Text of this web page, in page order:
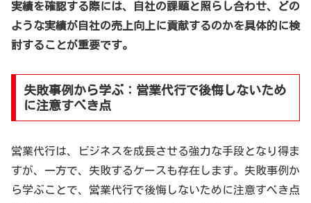
実績を確認する際には、自社の課題と照らし合わせ、どの
ような実績が自社の売上向上に貢献するのかを具体的に検
討することが重要です。
失敗事例から学ぶ：営業代行で後悔しないため
に注意すべき点
営業代行は、ビジネスを成長させる強力な手段となり得ま
すが、一方で、失敗するケースも存在します。失敗事例か
ら学ぶことで、営業代行で後悔しないために注意すべき点